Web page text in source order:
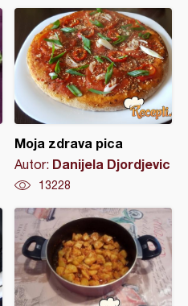
Moja zdrava pica
Autor: Danijela Djordjevic
13228